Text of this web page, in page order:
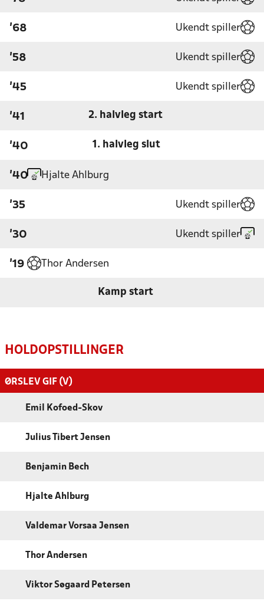
'68 Ukendt spiller
'58 Ukendt spiller
'45 Ukendt spiller
'41 2. halvleg start
'40 1. halvleg slut
'40 Hjalte Ahlburg
'35 Ukendt spiller
'30 Ukendt spiller
'19 Thor Andersen
Kamp start
HOLDOPSTILLINGER
ØRSLEV GIF (V)
Emil Kofoed-Skov
Julius Tibert Jensen
Benjamin Bech
Hjalte Ahlburg
Valdemar Vorsaa Jensen
Thor Andersen
Viktor Søgaard Petersen